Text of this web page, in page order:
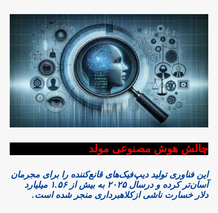
چالش هوش مصنوعی مولد
این فناوری تولید دیپ‌فیک‌های قانع‌کننده را برای مجرمان
آسان‌تر کرده و درسال ۲۰۲۵ به بیش از ۱.۵۶ میلیارد
دلار خسارت ناشی ازکلاهبرداری منجر شده است.